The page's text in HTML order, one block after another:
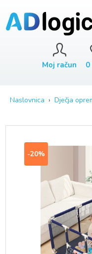
Moj račun 0
Naslovnica › Dječja
-20%